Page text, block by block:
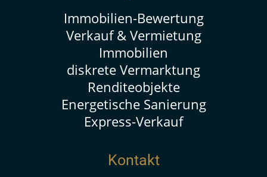
Immobilien-Bewertung
Verkauf & Vermietung
Immobilien
diskrete Vermarktung
Renditeobjekte
Energetische Sanierung
Express-Verkauf
Kontakt